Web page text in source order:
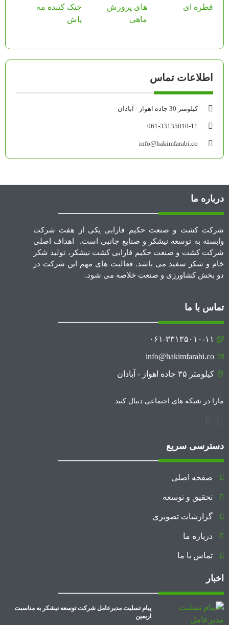
اطلاعات تماس
کیلومتر 30 جاده اهواز - آبادان
061-33135010-11
info@hakimfarabi.co
درباره ما
شرکت کشت و صنعت حکیم فارابی یکی از هفت شرکت
وابسته به توسعه نیشکر و صنایع جانبی است. اهداف اصلی
شرکت کشت و صنعت حکیم فارابی کشت نیشکر، تولید شکر
خام و شکر سفید می باشد. فعالیت های مهم این شرکت در
دو بخش کشاورزی و صنعت خلاصه می شود.
تماس با ما
۰۶۱-۳۳۱۳۵۰۱۰-۱۱
info@hakimfarabi.co
کیلومتر ۳۵ جاده اهواز - آبادان
مارا در شبکه های اجتماعی دنبال کنید:
دسترسی سریع
صفحه اصلی
تحقیق و توسعه
گزارشات تصویری
درباره ما
تماس با ما
اخبار
پیام تسلیت مدیرعامل شرکت توسعه نیشکر به مناسبت
اربعین